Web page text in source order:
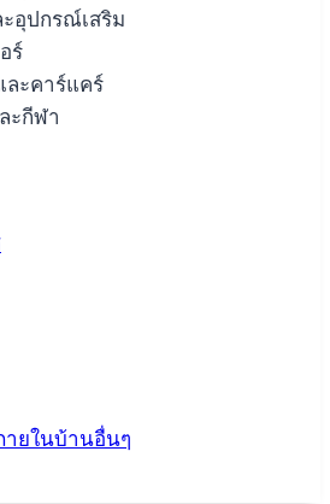
อุปกรณ์เสริม
ร์
ะคาร์แคร์
ะกีฬา
ายในบ้านอื่นๆ